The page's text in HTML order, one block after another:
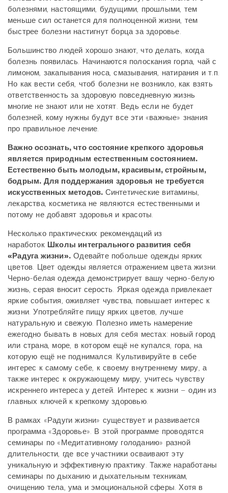
болезнями, настоящими, будущими, прошлыми, тем
меньше сил останется для полноценной жизни, тем
быстрее болезни настигнут борца за здоровье.
Большинство людей хорошо знают, что делать, когда
болезнь появилась. Начинаются полоскания горла, чай с
лимоном, закапывания носа, смазывания, натирания и т.п.
Но как вести себя, чтоб болезни не возникло, как взять
ответственность за здоровую повседневную жизнь
многие не знают или не хотят. Ведь если не будет
болезней, кому нужны будут все эти «важные» знания
про правильное лечение.
Важно осознать, что состояние крепкого здоровья
является природным естественным состоянием.
Естественно быть молодым, красивым, стройным,
бодрым. Для поддержания здоровья не требуется
искусственных методов. Синтетические витамины,
лекарства, косметика не являются естественными и
потому не добавят здоровья и красоты.
Несколько практических рекомендаций из
наработок Школы интегрального развития себя
«Радуга жизни». Одевайте побольше одежды ярких
цветов. Цвет одежды является отражением цвета жизни.
Черно-белая одежда демонстрирует вашу черно-белую
жизнь, серая вносит серость. Яркая одежда привлекает
яркие события, оживляет чувства, повышает интерес к
жизни. Употребляйте пищу ярких цветов, лучше
натуральную и свежую. Полезно иметь намерение
ежегодно бывать в новых для себя местах: новый город
или страна, море, в котором ещё не купался, гора, на
которую ещё не поднимался. Культивируйте в себе
интерес к самому себе, к своему внутреннему миру, а
также интерес к окружающему миру, учитесь чувству
искреннего интереса у детей. Интерес к жизни – один из
главных ключей к крепкому здоровью.
В рамках «Радуги жизни» существует и развивается
программа «Здоровье». В этой программе проводятся
семинары по «Медитативному голоданию» разной
длительности, где все участники осваивают эту
уникальную и эффективную практику. Также наработаны
семинары по дыханию и дыхательным техникам,
очищению тела, ума и эмоциональной сферы. Хотя в